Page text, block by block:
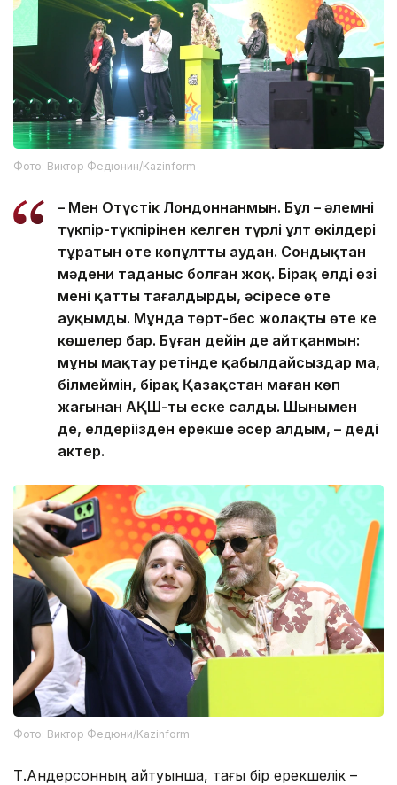
Фото: Виктор Федюнин/Kazinform
– Мен Оңтүстік Лондоннанмын. Бұл – әлемнің
түкпір-түкпірінен келген түрлі ұлт өкілдері
тұратын өте көпұлтты аудан. Сондықтан
мәдени таңданыс болған жоқ. Бірақ елдің өзі
мені қатты таңғалдырды, әсіресе өте
ауқымды. Мұнда төрт-бес жолақты өте кең
көшелер бар. Бұған дейін де айтқанмын:
мұны мақтау ретінде қабылдайсыздар ма,
білмеймін, бірақ Қазақстан маған көп
жағынан АҚШ-ты еске салды. Шынымен
де, елдеріңізден ерекше әсер алдым, – деді
актер.
Фото: Виктор Федюни/Kazinform
Т.Андерсонның айтуынша, тағы бір ерекшелік –